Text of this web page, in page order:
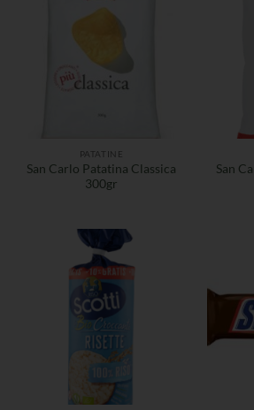
PATATINE
San Carlo Patatina Classica
300gr
San